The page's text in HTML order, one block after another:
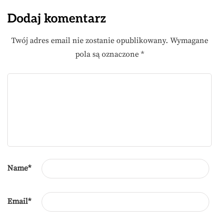
Dodaj komentarz
Twój adres email nie zostanie opublikowany. Wymagane
pola są oznaczone *
Name*
Email*